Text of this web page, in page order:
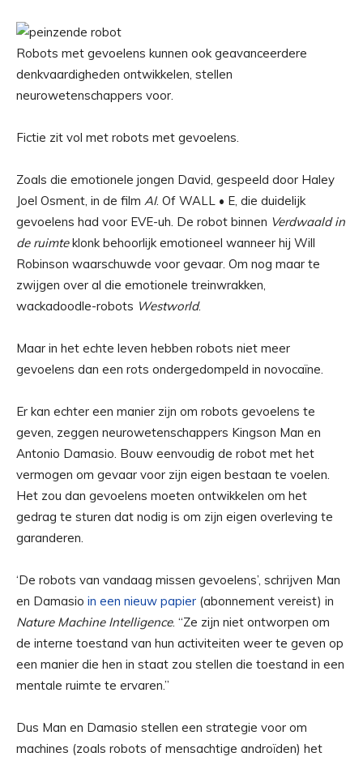
Robots met gevoelens kunnen ook geavanceerdere
denkvaardigheden ontwikkelen, stellen
neurowetenschappers voor.
Fictie zit vol met robots met gevoelens.
Zoals die emotionele jongen David, gespeeld door Haley
Joel Osment, in de film AI. Of WALL • E, die duidelijk
gevoelens had voor EVE-uh. De robot binnen Verdwaald in
de ruimteklonk behoorlijk emotioneel wanneer hij Will
Robinson waarschuwde voor gevaar. Om nog maar te
zwijgen over al die emotionele treinwrakken,
wackadoodle-robots Westworld.
Maar in het echte leven hebben robots niet meer
gevoelens dan een rots ondergedompeld in novocaïne.
Er kan echter een manier zijn om robots gevoelens te
geven, zeggen neurowetenschappers Kingson Man en
Antonio Damasio. Bouw eenvoudig de robot met het
vermogen om gevaar voor zijn eigen bestaan ​​te voelen.
Het zou dan gevoelens moeten ontwikkelen om het
gedrag te sturen dat nodig is om zijn eigen overleving te
garanderen.
‘De robots van vandaag missen gevoelens’, schrijven Man
en Damasio in een nieuw papier (abonnement vereist) in
Nature Machine Intelligence. “Ze zijn niet ontworpen om
de interne toestand van hun activiteiten weer te geven op
een manier die hen in staat zou stellen die toestand in een
mentale ruimte te ervaren.”
Dus Man en Damasio stellen een strategie voor om
machines (zoals robots of mensachtige androïden) het